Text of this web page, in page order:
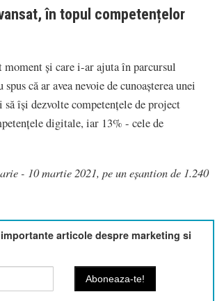
în topul competențelor
moment și care i-ar ajuta în parcursul
că ar avea nevoie de cunoașterea unei
își dezvolte competențele de project
digitale, iar 13% - cele de
- 10 martie 2021, pe un eșantion de 1.240
articole despre marketing si